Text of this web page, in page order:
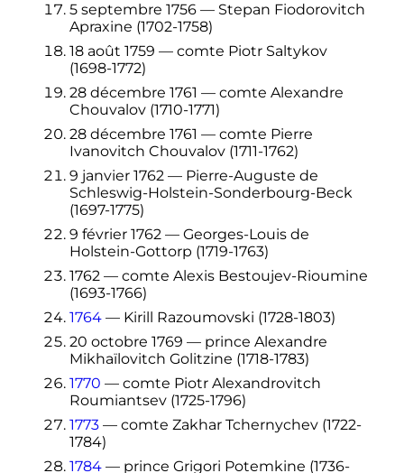
5 septembre 1756— Stepan Fiodorovitch
Apraxine (1702-1758)
18 août 1759 — comte Piotr Saltykov
(1698-1772)
28 décembre 1761 — comte Alexandre
Chouvalov (1710-1771)
28 décembre 1761 — comte Pierre
Ivanovitch Chouvalov (1711-1762)
9 janvier 1762— Pierre-Auguste de
Schleswig-Holstein-Sonderbourg-Beck
(1697-1775)
9 février 1762— Georges-Louis de
Holstein-Gottorp (1719-1763)
1762 — comte Alexis Bestoujev-Rioumine
(1693-1766)
1764— Kirill Razoumovski (1728-1803)
20 octobre 1769 — prince Alexandre
Mikhaïlovitch Golitzine (1718-1783)
1770 — comte Piotr Alexandrovitch
Roumiantsev (1725-1796)
1773— comte Zakhar Tchernychev (1722-
1784)
1784— prince Grigori Potemkine (1736-